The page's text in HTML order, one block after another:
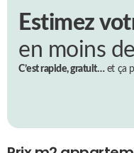
Estimez
en moins de
C’est rapide, gratuit…et ça